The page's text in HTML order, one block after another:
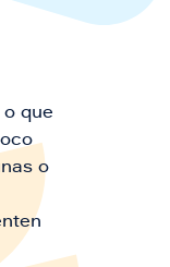
que
o